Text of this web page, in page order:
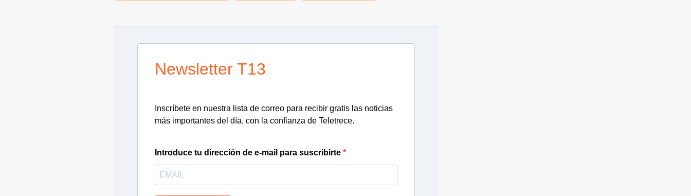
Newsletter T13
Inscríbete en nuestra lista de correo para recibir gratis las noticias
más importantes del día, con la confianza de Teletrece.
Introduce tu dirección de e-mail para suscribirte